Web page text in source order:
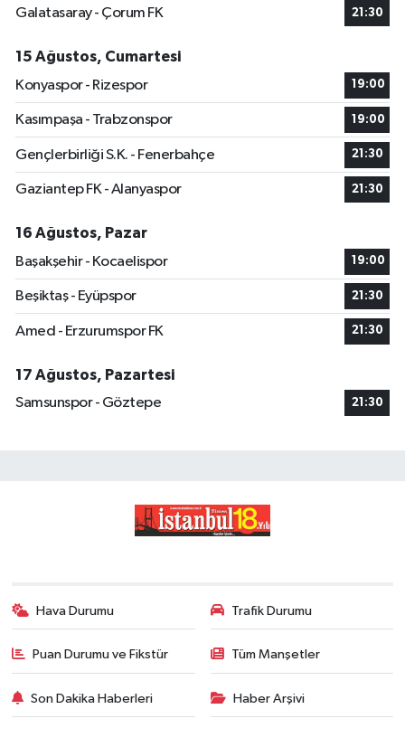
Galatasaray - Çorum FK
21:30
15 Ağustos, Cumartesi
Konyaspor - Rizespor
19:00
Kasımpaşa - Trabzonspor 19:00
Gençlerbirliği S.K. - Fenerbahçe 21:30
Gaziantep FK - Alanyaspor 21:30
16 Ağustos, Pazar
Başakşehir - Kocaelispor
19:00
Beşiktaş - Eyüpspor 21:30
Amed - Erzurumspor FK 21:30
17 Ağustos, Pazartesi
Samsunspor - Göztepe
21:30
Hava Durumu Trafik Durumu
Puan Durumu ve Fikstür Tüm Manşetler
Son Dakika Haberleri Haber Arşivi